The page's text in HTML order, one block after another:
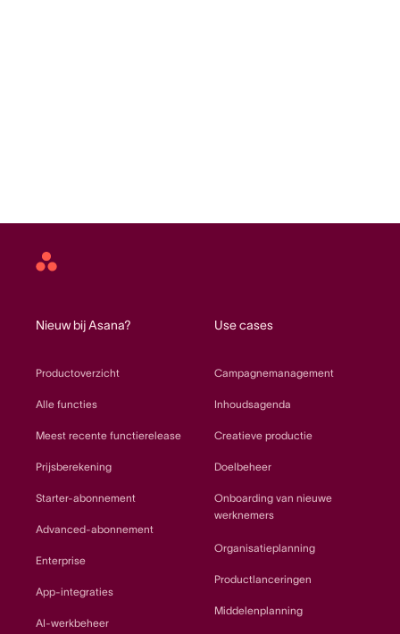
Asana
Nieuw bij Asana?
Productoverzicht
Alle functies
Meest recente functierelease
Prijsberekening
Starter-abonnement
Advanced-abonnement
Enterprise
App-integraties
AI-werkbeheer
Use cases
Campagnemanagement
Inhoudsagenda
Creatieve productie
Doelbeheer
Onboarding van nieuwe
werknemers
Organisatieplanning
Productlanceringen
Middelenplanning